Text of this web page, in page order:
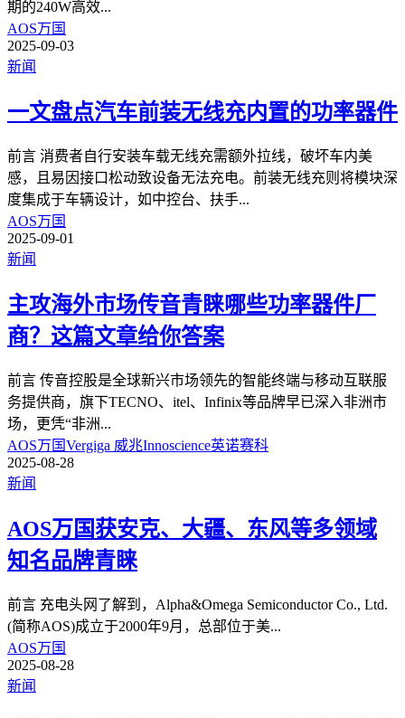
期的240W高效...
AOS万国
2025-09-03
新闻
一文盘点汽车前装无线充内置的功率器件
前言 消费者自行安装车载无线充需额外拉线，破坏车内美
感，且易因接口松动致设备无法充电。前装无线充则将模块深
度集成于车辆设计，如中控台、扶手...
AOS万国
2025-09-01
新闻
主攻海外市场传音青睐哪些功率器件厂
商？这篇文章给你答案​
前言 传音控股是全球新兴市场领先的智能终端与移动互联服
务提供商，旗下TECNO、itel、Infinix等品牌早已深入非洲市
场，更凭“非洲...
AOS万国Vergiga 威兆Innoscience英诺赛科
2025-08-28
新闻
AOS万国获安克、大疆、东风等多领域
知名品牌青睐
前言 充电头网了解到，Alpha&Omega Semiconductor Co., Ltd.
(简称AOS)成立于2000年9月，总部位于美...
AOS万国
2025-08-28
新闻